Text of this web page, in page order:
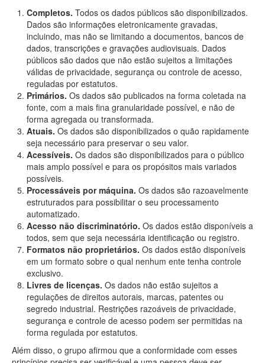
Completos. Todos os dados públicos são disponibilizados.
Dados são informações eletronicamente gravadas,
incluindo, mas não se limitando a documentos, bancos de
dados, transcrições e gravações audiovisuais. Dados
públicos são dados que não estão sujeitos a limitações
válidas de privacidade, segurança ou controle de acesso,
reguladas por estatutos.
Primários. Os dados são publicados na forma coletada na
fonte, com a mais fina granularidade possível, e não de
forma agregada ou transformada.
Atuais. Os dados são disponibilizados o quão rapidamente
seja necessário para preservar o seu valor.
Acessíveis. Os dados são disponibilizados para o público
mais amplo possível e para os propósitos mais variados
possíveis.
Processáveis por máquina. Os dados são razoavelmente
estruturados para possibilitar o seu processamento
automatizado.
Acesso não discriminatório. Os dados estão disponíveis a
todos, sem que seja necessária identificação ou registro.
Formatos não proprietários. Os dados estão disponíveis
em um formato sobre o qual nenhum ente tenha controle
exclusivo.
Livres de licenças. Os dados não estão sujeitos a
regulações de direitos autorais, marcas, patentes ou
segredo industrial. Restrições razoáveis de privacidade,
segurança e controle de acesso podem ser permitidas na
forma regulada por estatutos.
Além disso, o grupo afirmou que a conformidade com esses